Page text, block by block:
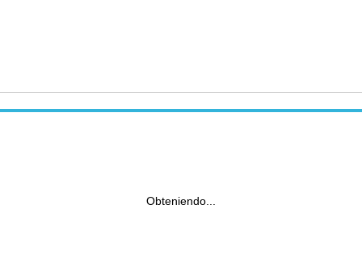
Obteniendo...